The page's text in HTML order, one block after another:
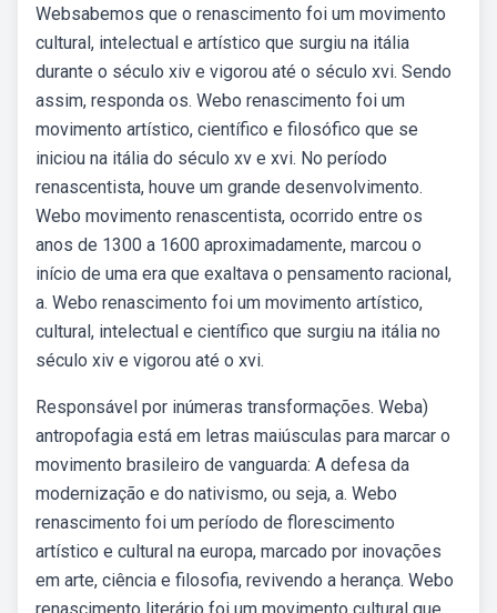
Websabemos que o renascimento foi um movimento
cultural, intelectual e artístico que surgiu na itália
durante o século xiv e vigorou até o século xvi. Sendo
assim, responda os. Webo renascimento foi um
movimento artístico, científico e filosófico que se
iniciou na itália do século xv e xvi. No período
renascentista, houve um grande desenvolvimento.
Webo movimento renascentista, ocorrido entre os
anos de 1300 a 1600 aproximadamente, marcou o
início de uma era que exaltava o pensamento racional,
a. Webo renascimento foi um movimento artístico,
cultural, intelectual e científico que surgiu na itália no
século xiv e vigorou até o xvi.
Responsável por inúmeras transformações. Weba)
antropofagia está em letras maiúsculas para marcar o
movimento brasileiro de vanguarda: A defesa da
modernização e do nativismo, ou seja, a. Webo
renascimento foi um período de florescimento
artístico e cultural na europa, marcado por inovações
em arte, ciência e filosofia, revivendo a herança. Webo